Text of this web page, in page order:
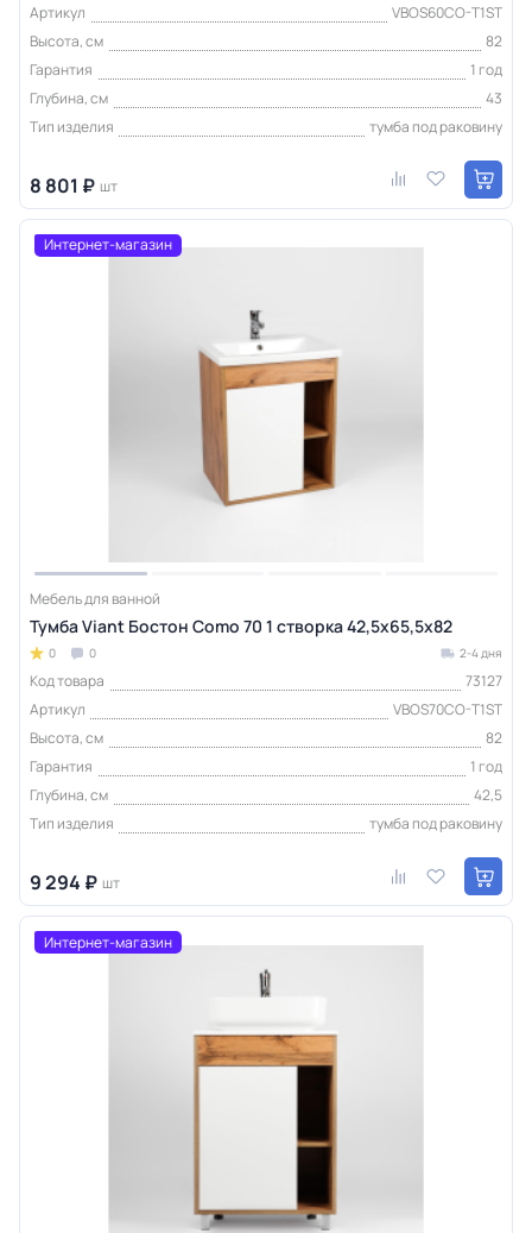
Артикул
VBOS60CO-T1ST
Высота, см
82
Гарантия
1 год
Глубина, см
43
Тип изделия
тумба под раковину
8 801 ₽ шт
Интернет-магазин
Мебель для ванной
Тумба Viant Бостон Como 70 1 створка 42,5х65,5х82
0 0 2-4 дня
Код товара
73127
Артикул
VBOS70CO-T1ST
Высота, см
82
Гарантия
1 год
Глубина, см
42,5
Тип изделия
тумба под раковину
9 294 ₽ шт
Интернет-магазин